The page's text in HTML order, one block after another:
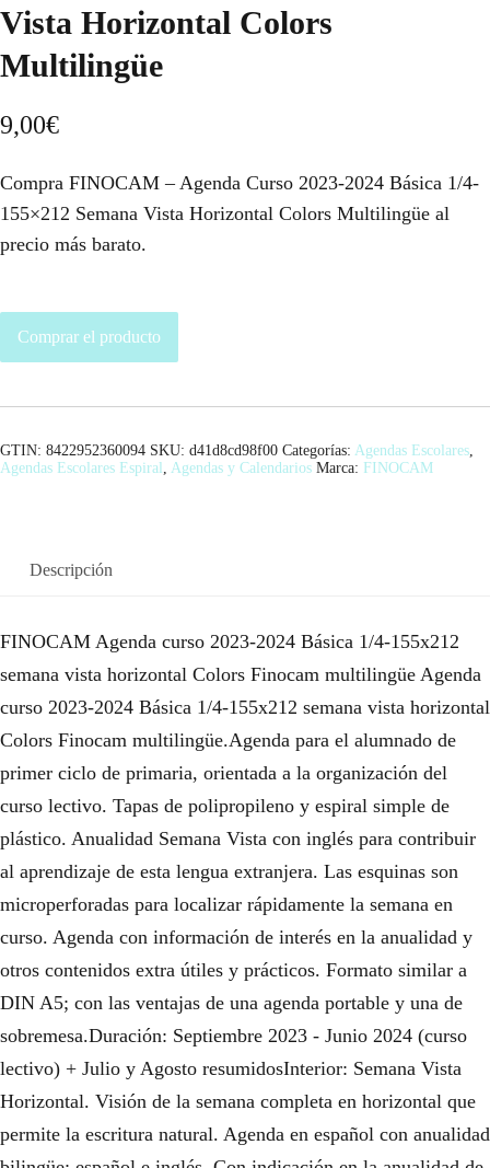
Vista Horizontal Colors
Multilingüe
9,00€
Compra FINOCAM – Agenda Curso 2023-2024 Básica 1/4-
155×212 Semana Vista Horizontal Colors Multilingüe al
precio más barato.
Comprar el producto
GTIN: 8422952360094 SKU: d41d8cd98f00 Categorías: Agendas Escolares,
Agendas Escolares Espiral , Agendas y Calendarios Marca: FINOCAM
Descripción
FINOCAM Agenda curso 2023-2024 Básica 1/4-155x212
semana vista horizontal Colors Finocam multilingüe Agenda
curso 2023-2024 Básica 1/4-155x212 semana vista horizontal
Colors Finocam multilingüe.Agenda para el alumnado de
primer ciclo de primaria, orientada a la organización del
curso lectivo. Tapas de polipropileno y espiral simple de
plástico. Anualidad Semana Vista con inglés para contribuir
al aprendizaje de esta lengua extranjera. Las esquinas son
microperforadas para localizar rápidamente la semana en
curso. Agenda con información de interés en la anualidad y
otros contenidos extra útiles y prácticos. Formato similar a
DIN A5; con las ventajas de una agenda portable y una de
sobremesa.Duración: Septiembre 2023 - Junio 2024 (curso
lectivo) + Julio y Agosto resumidosInterior: Semana Vista
Horizontal. Visión de la semana completa en horizontal que
permite la escritura natural. Agenda en español con anualidad